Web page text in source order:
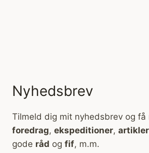
Nyhedsbrev
Tilmeld dig mit nyhedsbrev og få
foredrag, ekspeditioner, artikler
gode råd og fif, m.m.